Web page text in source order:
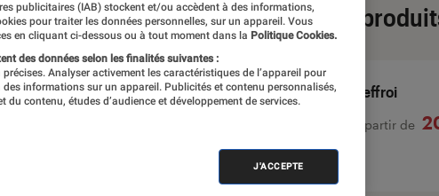
Sélection de
L'effroi
À partir de
publicitaires (IAB) stockent et/ou accèdent à des informations,
pour traiter les données personnelles, sur un appareil. Vous
en cliquant ci-dessous ou à tout moment dans la Politique Cookies.
des données selon les finalités suivantes :
Analyser activement les caractéristiques de l’appareil pour
des informations sur un appareil. Publicités et contenu personnalisés,
du contenu, études d’audience et développement de services.
J'ACCEPTE